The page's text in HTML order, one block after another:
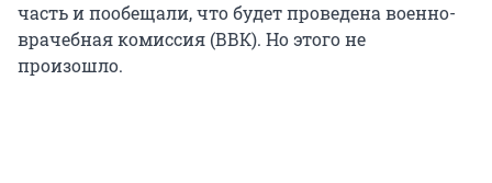
часть и пообещали, что будет проведена военно-
врачебная комиссия (ВВК). Но этого не
произошло.